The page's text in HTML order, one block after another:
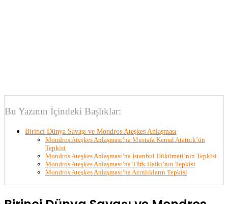
Bu Yazının İçindeki Başlıklar:
Birinci Dünya Savaşı ve Mondros Ateşkes Anlaşması
Mondros Ateşkes Anlaşması’na Mustafa Kemal Atatürk’ün
Tepkisi
Mondros Ateşkes Anlaşması’na İstanbul Hükümeti’nin Tepkisi
Mondros Ateşkes Anlaşması’na Türk Halkı’nın Tepkisi
Mondros Ateşkes Anlaşması’na Azınlıkların Tepkisi